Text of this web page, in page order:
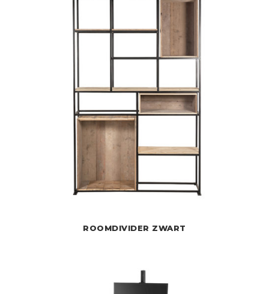
ROOMDIVIDER ZWART